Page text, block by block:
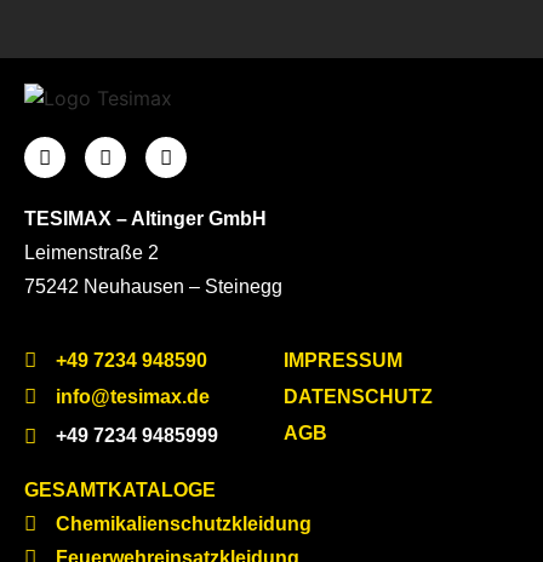
TESIMAX – Altinger GmbH
Leimenstraße 2
75242 Neuhausen – Steinegg
+49 7234 948590
info@tesimax.de
+49 7234 9485999
IMPRESSUM
DATENSCHUTZ
AGB
GESAMTKATALOGE
Chemikalienschutzkleidung
Feuerwehreinsatzkleidung